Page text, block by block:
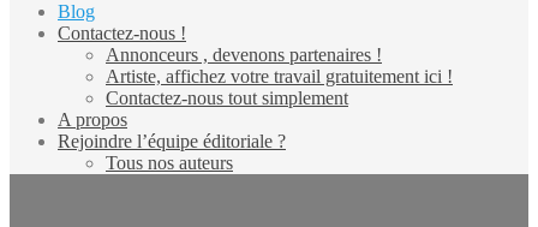
Blog
Contactez-nous !
Annonceurs , devenons partenaires !
Artiste, affichez votre travail gratuitement ici !
Contactez-nous tout simplement
A propos
Rejoindre l’équipe éditoriale ?
Tous nos auteurs